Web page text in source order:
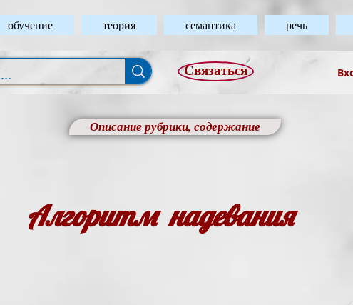
обучение теория семантика речь
Связаться
Описание рубрики, содержание
Алгоритм надевания